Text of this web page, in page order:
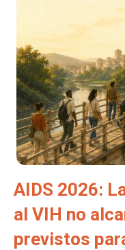
AIDS 2026:
al VIH no
previstos